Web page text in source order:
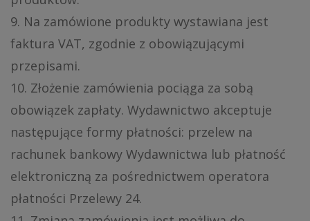
9. Na zamówione produkty wystawiana jest
faktura VAT, zgodnie z obowiązującymi
przepisami.
10. Złożenie zamówienia pociąga za sobą
obowiązek zapłaty. Wydawnictwo akceptuje
następujące formy płatności: przelew na
rachunek bankowy Wydawnictwa lub płatność
elektroniczną za pośrednictwem operatora
płatności Przelewy 24.